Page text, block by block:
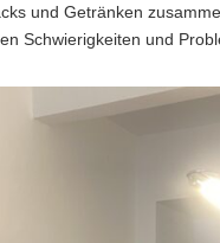
und Getränken
Schwierigkeiten und